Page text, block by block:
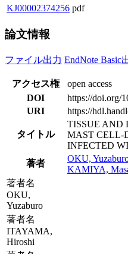
KJ00002374256 pdf
論文情報
ファイル出力 EndNote Basic
アクセス権
open access
DOI
https://doi.org/
URI
https://
タイトル
TISSUE AND
MAST CELL-
INFECTED
著者
OKU,
KAMIYA,
著者名
OKU,
Yuzaburo
著者名
ITAYAMA,
Hiroshi